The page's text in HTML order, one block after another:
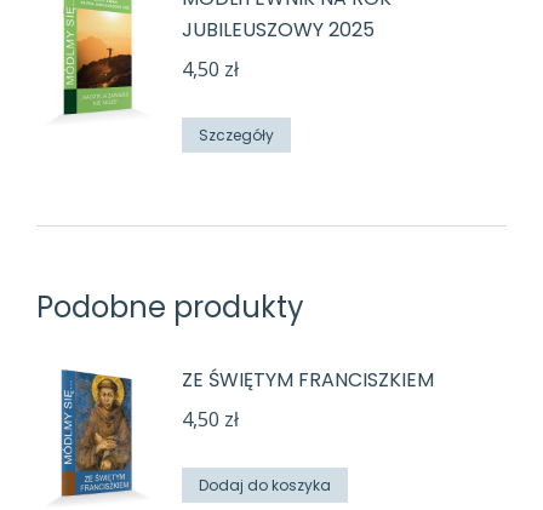
JUBILEUSZOWY 2025
4,50 zł
Szczegóły
Podobne produkty
ZE ŚWIĘTYM FRANCISZKIEM
4,50 zł
Dodaj do koszyka